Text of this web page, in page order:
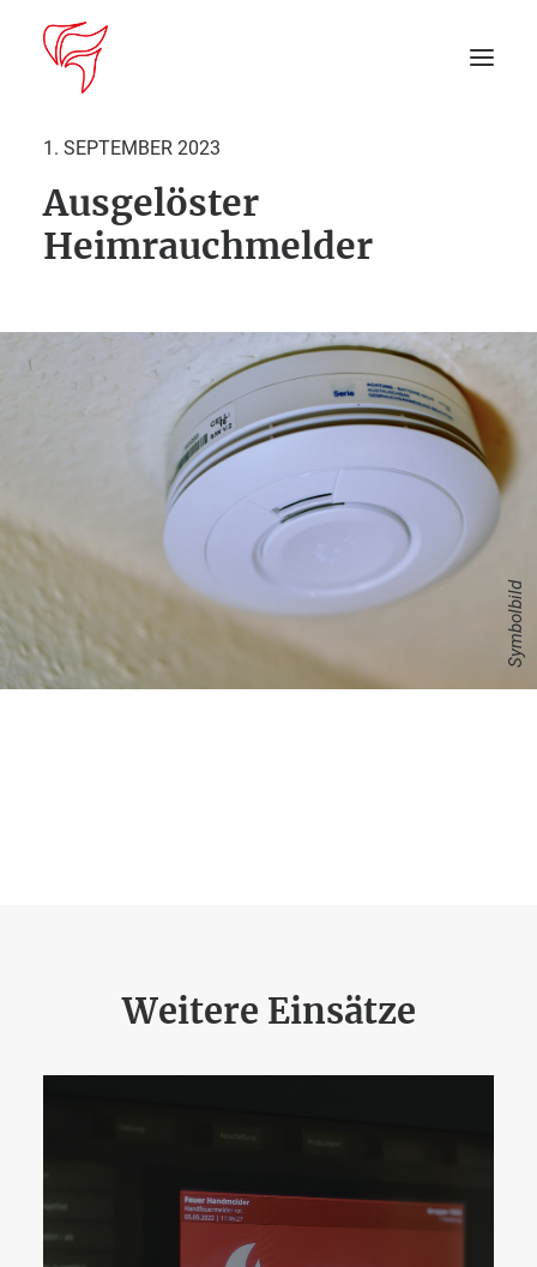
Startseite
DEIN EINSATZ
Suche
1. SEPTEMBER 2023
Ausgelöster
Heimrauchmelder
Symbolbild
Weitere Einsätze